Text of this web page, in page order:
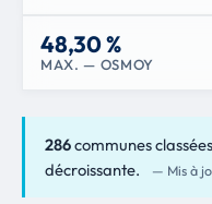
48,30 %
MAX. — OSMOY
286communes
décroissante.
— Mis à